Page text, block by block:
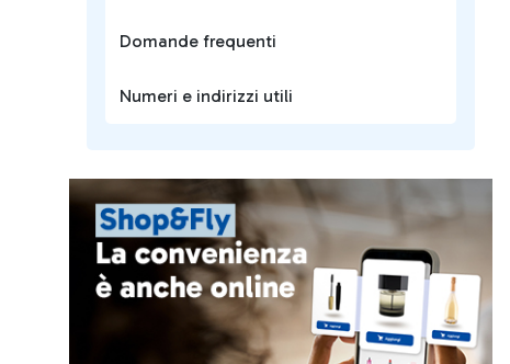
Domande frequenti
Numeri e indirizzi utili